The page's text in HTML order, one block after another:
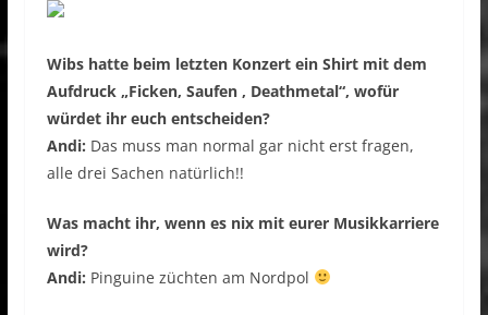
Wibs hatte beim letzten Konzert ein Shirt mit dem
Aufdruck „Ficken, Saufen , Deathmetal“, wofür
würdet ihr euch entscheiden?
Andi: Das muss man normal gar nicht erst fragen,
alle drei Sachen natürlich!!
Was macht ihr, wenn es nix mit eurer Musikkarriere
wird?
Andi: Pinguine züchten am Nordpol